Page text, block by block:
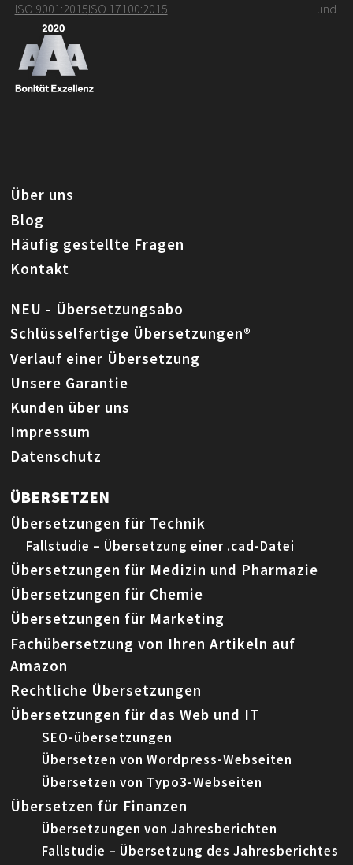
ISO 9001:2015 und
ISO 17100:2015
Über uns
Blog
Häufig gestellte Fragen
Kontakt
NEU - Übersetzungsabo
Schlüsselfertige Übersetzungen®
Verlauf einer Übersetzung
Unsere Garantie
Kunden über uns
Impressum
Datenschutz
ÜBERSETZEN
Übersetzungen für Technik
Fallstudie – Übersetzung einer .cad-Datei
Übersetzungen für Medizin und Pharmazie
Übersetzungen für Chemie
Übersetzungen für Marketing
Fachübersetzung von Ihren Artikeln auf
Amazon
Rechtliche Übersetzungen
Übersetzungen für das Web und IT
SEO-übersetzungen
Übersetzen von Wordpress-Webseiten
Übersetzen von Typo3-Webseiten
Übersetzen für Finanzen
Übersetzungen von Jahresberichten
Fallstudie – Übersetzung des Jahresberichtes